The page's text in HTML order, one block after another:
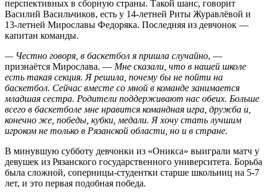
перспективных в сборную страны. Такой шанс, говорит
Василий Васильчиков, есть у 14-летней Риты Журавлёвой и
13-летней Мирославы Федоряка. Последняя из девчонок —
капитан команды.
— Честно говоря, в баскетбол я пришла случайно, —
признаётся Мирослава. — Мне сказали, что в нашей школе
есть такая секция. Я решила, почему бы не пойти на
баскетбол. Сейчас вместе со мной в команде занимается
младшая сестра. Родители поддерживают нас обеих. Больше
всего в баскетболе мне нравится командная игра, дружба и,
конечно же, победы, кубки, медали. Я хочу стать лучшим
игроком не только в Рязанской области, но и в стране.
В минувшую субботу девчонки из «Оникса» выиграли матч у
девушек из Рязанского государственного университета. Борьба
была сложной, соперницы-студентки старше школьниц на 5-7
лет, и это первая подобная победа.